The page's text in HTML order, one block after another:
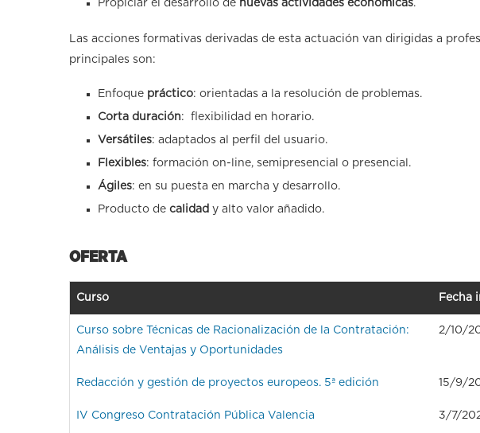
Propiciar el desarrollo de nuevas actividades económicas.
Las acciones formativas derivadas de esta actuación van dirigidas a
principales son:
Enfoque práctico: orientadas a la resolución de problemas.
Corta duración: flexibilidad en horario.
Versátiles: adaptados al perfil del usuario.
Flexibles: formación on-line, semipresencial o presencial.
Ágiles: en su puesta en marcha y desarrollo.
Producto de calidad y alto valor añadido.
OFERTA
Curso Fecha
Curso sobre Técnicas de Racionalización de la Contratación:
Análisis de Ventajas y Oportunidades
2/10/
Redacción y gestión de proyectos europeos. 5ª edición 15/9/
IV Congreso Contratación Pública Valencia 3/7/